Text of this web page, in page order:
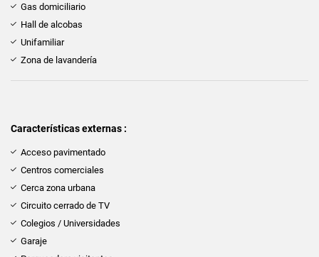
Gas domiciliario
Hall de alcobas
Unifamiliar
Zona de lavandería
Características externas :
Acceso pavimentado
Centros comerciales
Cerca zona urbana
Circuito cerrado de TV
Colegios / Universidades
Garaje